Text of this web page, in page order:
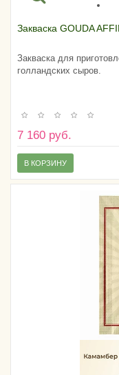
Закваска GOUDA
Закваска для
голландских сыров.
7 160 руб.
В КОРЗИНУ